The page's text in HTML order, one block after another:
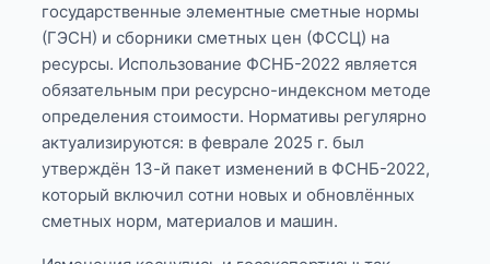
государственные элементные сметные нормы
(ГЭСН) и сборники сметных цен (ФССЦ) на
ресурсы. Использование ФСНБ-2022 является
обязательным при ресурсно-индексном методе
определения стоимости. Нормативы регулярно
актуализируются: в феврале 2025 г. был
утверждён 13-й пакет изменений в ФСНБ-2022,
который включил сотни новых и обновлённых
сметных норм, материалов и машин.